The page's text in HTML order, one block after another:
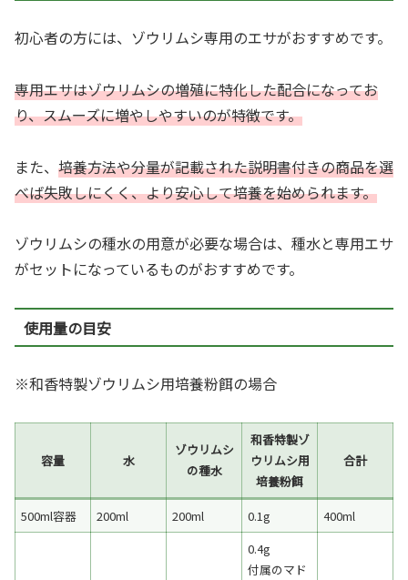
初心者の方には、ゾウリムシ専用のエサがおすすめです。
専用エサはゾウリムシの増殖に特化した配合になってお
り、スムーズに増やしやすいのが特徴です。
また、 培養方法や分量が記載された説明書付きの商品を選
べば失敗しにくく、より安心して培養を始められます。
ゾウリムシの種水の用意が必要な場合は、種水と専用エサ
がセットになっているものがおすすめです。
使用量の目安
※和香特製ゾウリムシ用培養粉餌の場合
容量 水
ゾウリムシ
の種水
和香特製ゾ
ウリムシ用
培養粉餌
合計
500ml容器 200ml 200ml 0.1g 400ml
0.4g
付属のマド